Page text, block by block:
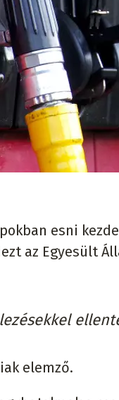
esni
az Egyesült
elemző.